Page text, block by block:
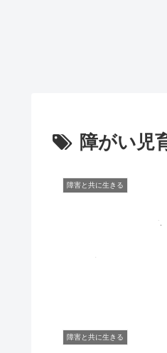
障がい児
障害と共に生きる
障害と共に生きる